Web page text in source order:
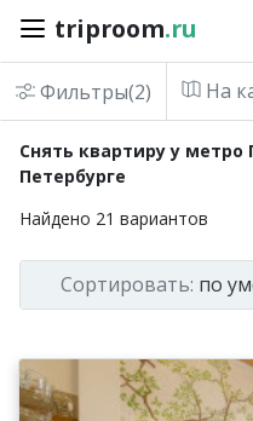
triproom.ru
triproom .ru
рубль
Войти /
Добавить
Избранное
0
Фильтры(2) На
Снять квартиру у
Петербурге
Найдено 21 вариантов
Сортировать: по